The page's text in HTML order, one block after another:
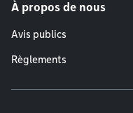
À propos de nous
Avis publics
Règlements